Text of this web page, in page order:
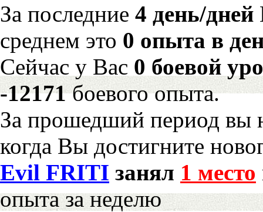
За последние 4 день/дней
среднем это 0 опыта в
Сейчас у Вас 0 боевой
-12171боевого опыта.
За прошедший период вы
когда Вы достигните
Evil FRITI занял 1 место
опыта за неделю